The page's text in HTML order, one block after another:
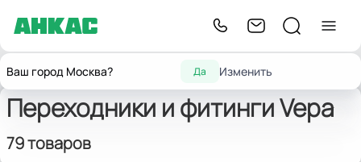
Ваш город Москва? Да Изменить
ГлавнаяФитинги
фитинги
Переходники и фитинги Vepa
79 товаров